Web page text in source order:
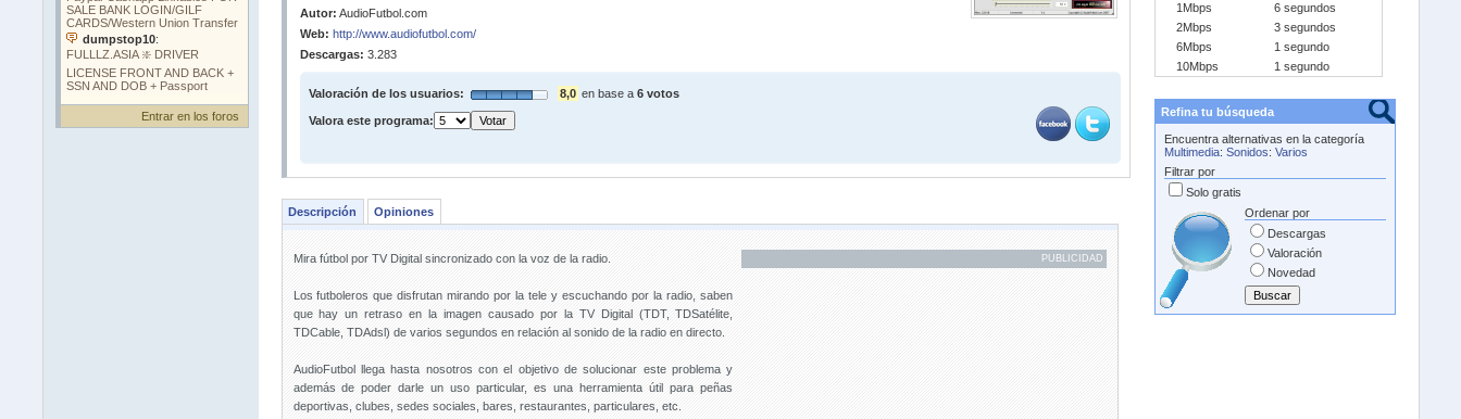
Entrar en los foros
Autor: AudioFutbol.com
Web: http://www.audiofutbol.com/
Descargas: 3.283
Valoración de los usuarios: 8,0 en base a 6 votos
Valora este programa:
Descripción Opiniones
PUBLICIDAD
Mira fútbol por TV Digital sincronizado con la voz de la radio.
Los futboleros que disfrutan mirando por la tele y escuchando por la radio, saben
que hay un retraso en la imagen causado por la TV Digital (TDT, TDSatélite,
TDCable, TDAdsl) de varios segundos en relación al sonido de la radio en directo.
AudioFutbol llega hasta nosotros con el objetivo de solucionar este problema y
además de poder darle un uso particular, es una herramienta útil para peñas
deportivas, clubes, sedes sociales, bares, restaurantes, particulares, etc.
1Mbps
6 segundos
2Mbps
3 segundos
6Mbps
1 segundo
10Mbps
1 segundo
Refina tu búsqueda
Encuentra alternativas en la categoría
Multimedia: Sonidos: Varios
Filtrar por
Solo gratis
Ordenar por
Descargas
Valoración
Novedad